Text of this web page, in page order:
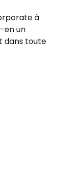
à
en un
dans toute